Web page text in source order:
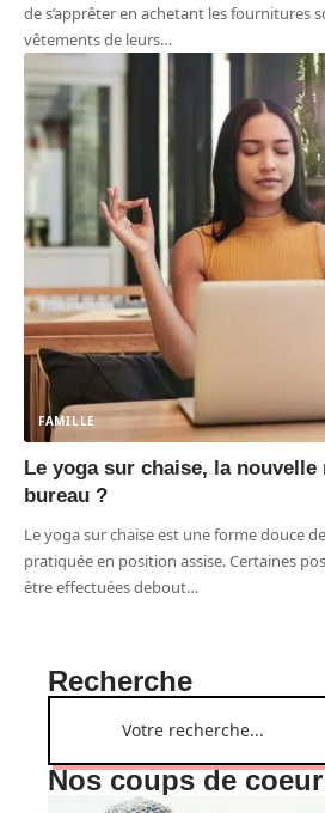
de s’apprêter en achetant les fournitures
vêtements de leurs…
FAMILLE
Le yoga sur chaise, la
bureau ?
Le yoga sur chaise est une forme douce
pratiquée en position assise. Certaines
être effectuées debout…
Recherche
Nos coups de coeur